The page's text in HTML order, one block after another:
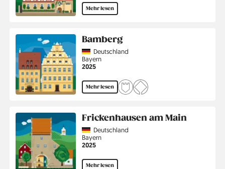
Mehr lesen
Bamberg
CountryDeutschland
Region
Bayern
Jahr
2025
Mehr lesen
Frickenhausen am Main
CountryDeutschland
Region
Bayern
Jahr
2025
Mehr lesen